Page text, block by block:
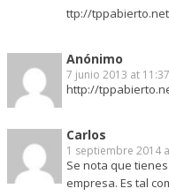
ttp://
Anónimo
7 junio 2013 at
http://
Carlos
1 septiembre 2014
Se nota que
empresa. Es tal